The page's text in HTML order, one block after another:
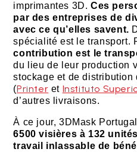
imprimantes 3D. Ces
par des entreprises de
avec ce qu’elles savent.
spécialité est le transport.
contribution est le
du lieu de leur production
stockage et de distribution
(Printer et Instituto
d’autres livraisons.
À ce jour, 3DMask Portugal
6500 visières à 132
travail inlassable de